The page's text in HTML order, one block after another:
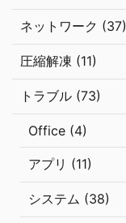
ネットワーク (37)
圧縮解凍 (11)
トラブル (73)
Office (4)
アプリ (11)
システム (38)